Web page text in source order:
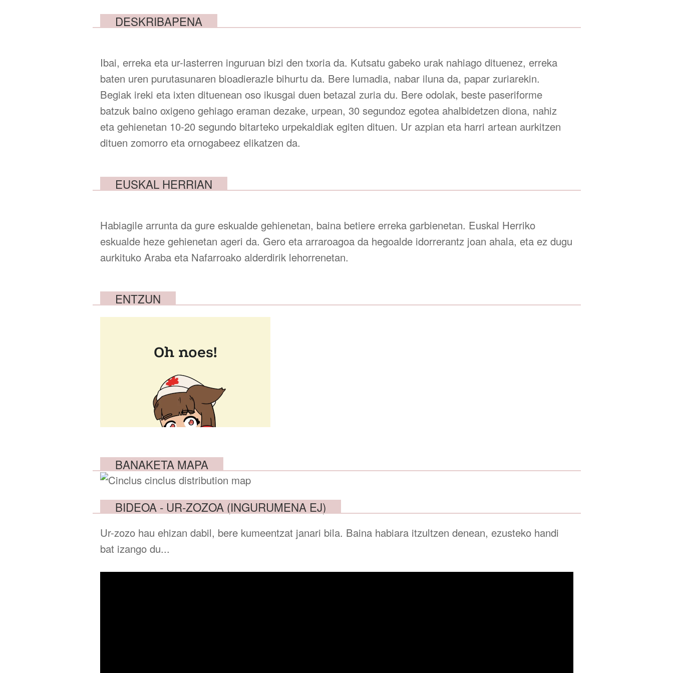
DESKRIBAPENA
Ibai, erreka eta ur-lasterren inguruan bizi den txoria da. Kutsatu gabeko urak nahiago dituenez, erreka
baten uren purutasunaren bioadierazle bihurtu da. Bere lumadia, nabar iluna da, papar zuriarekin.
Begiak ireki eta ixten dituenean oso ikusgai duen betazal zuria du. Bere odolak, beste paseriforme
batzuk baino oxigeno gehiago eraman dezake, urpean, 30 segundoz egotea ahalbidetzen diona, nahiz
eta gehienetan 10-20 segundo bitarteko urpekaldiak egiten dituen. Ur azpian eta harri artean aurkitzen
dituen zomorro eta ornogabeez elikatzen da.
EUSKAL HERRIAN
Habiagile arrunta da gure eskualde gehienetan, baina betiere erreka garbienetan. Euskal Herriko
eskualde heze gehienetan ageri da. Gero eta arraroagoa da hegoalde idorrerantz joan ahala, eta ez dugu
aurkituko Araba eta Nafarroako alderdirik lehorrenetan.
ENTZUN
BANAKETA MAPA
BIDEOA - UR-ZOZOA (INGURUMENA EJ)
Ur-zozo hau ehizan dabil, bere kumeentzat janari bila. Baina habiara itzultzen denean, ezusteko handi
bat izango du...